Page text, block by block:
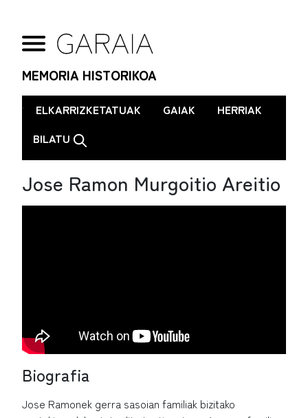
MEMORIA HISTORIKOA
. ELKARRIZKETATUAK GAIAK
HERRIAK
BILATU
Jose Ramon Murgoitio Areitio
Biografia
Jose Ramonek gerra sasoian familiak bizitako